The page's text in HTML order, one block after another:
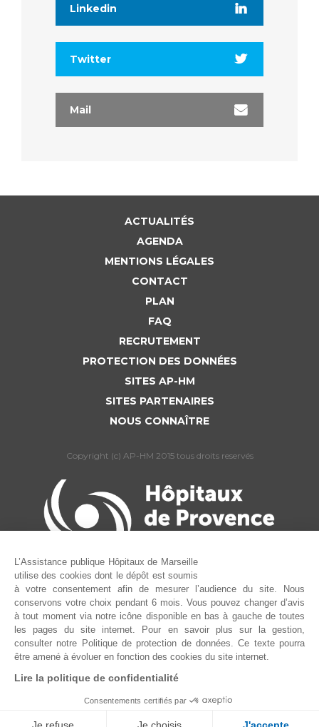
Linkedin
Twitter
Mail
ACTUALITÉS
AGENDA
MENTIONS LÉGALES
CONTACT
PLAN
FAQ
RECRUTEMENT
PROTECTION DES DONNÉES
SITES AP-HM
SITES PARTENAIRES
NOUS CONNAÎTRE
Copyright (c) AP-HM 2015 tous droits reservés
L’Assistance publique Hôpitaux de Marseille
utilise des cookies dont le dépôt est soumis
à votre consentement afin de mesurer l’audience du site. Nous
conservons votre choix pendant 6 mois. Vous pouvez changer d’avis
à tout moment via notre icône disponible en bas à gauche de toutes
les pages du site internet. Pour en savoir plus sur la gestion,
consulter notre Politique de protection de données. Ce texte pourra
être amené à évoluer en fonction des cookies du site internet.
Lire la politique de confidentialité
Consentements certifiés par